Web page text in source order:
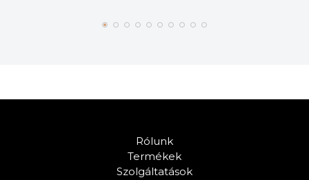
Rólunk
Termékek
Szolgáltatások